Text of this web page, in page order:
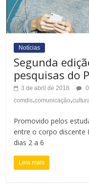
Notícias
Segunda
pesquisas do
3 de abril de 2018
comdis.comunicação.
Promovido pelos
entre o corpo discente
dias 2 a 6
Leia mais